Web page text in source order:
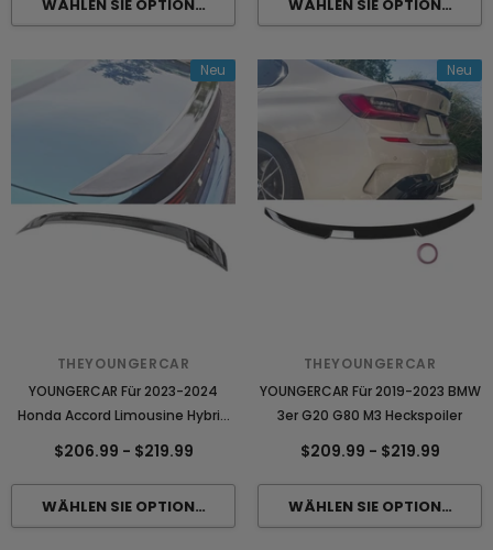
Neu
THEYOUNGERCAR
YOUNGERCAR Für 2023-2024
Honda Accord Limousine Hybrid
$206.99 - $219.99
Neu
THEYOUNGERCAR
YOUNGERCAR Für 2019-2023 BMW
3er G20 G80 M3 Heckspoiler
$209.99 - $219.99